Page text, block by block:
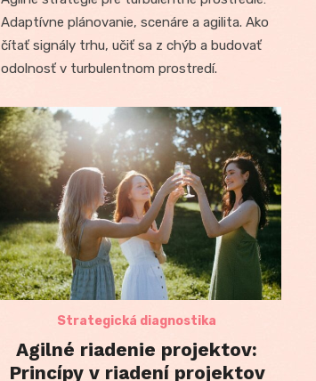
Adaptívne plánovanie, scenáre a agilita. Ako
čítať signály trhu, učiť sa z chýb a budovať
odolnosť v turbulentnom prostredí.
Strategická diagnostika
Agilné riadenie projektov:
Princípy v riadení projektov